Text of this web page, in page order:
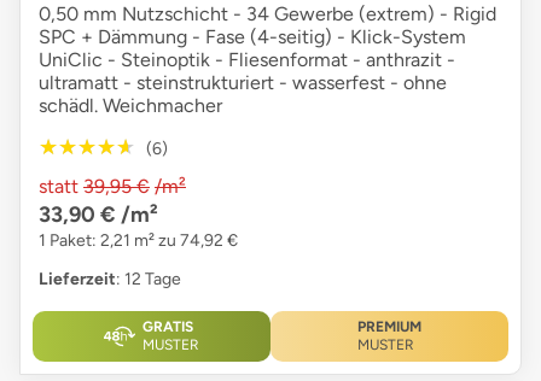
0,50 mm Nutzschicht - 34 Gewerbe (extrem) - Rigid
SPC + Dämmung - Fase (4-seitig) - Klick-System
UniClic - Steinoptik - Fliesenformat - anthrazit -
ultramatt - steinstrukturiert - wasserfest - ohne
schädl. Weichmacher
★★★★★
★★★★★ (6)
statt 39,95 € /m²
33,90 € /m²
1 Paket: 2,21 m² zu 74,92 €
Lieferzeit: 12 Tage
GRATIS
MUSTER
PREMIUM
MUSTER